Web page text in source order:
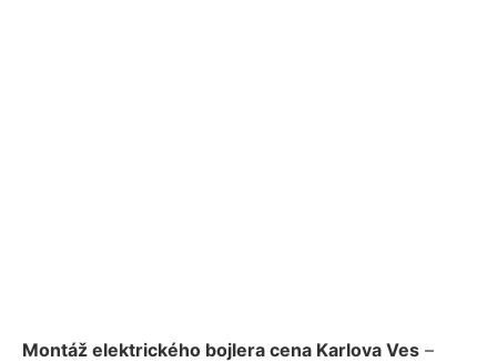
Montáž elektrického bojlera cena Karlova Ves –